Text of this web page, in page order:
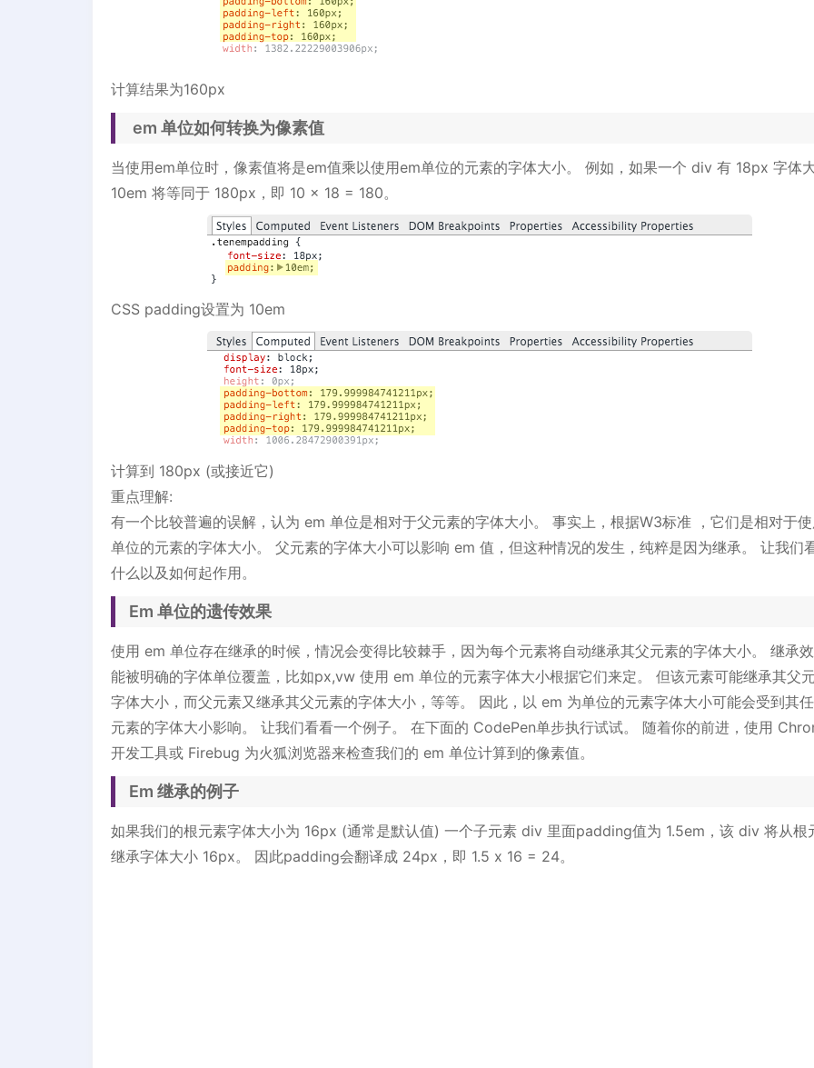
计算结果为160px
em 单位如何转换为像素值
当使用em单位时，像素值将是em值乘以使用em单位的元素的字体大小。 例如，如果一个 div 有 18px 字体
10em 将等同于 180px，即 10 × 18 = 180。
CSS padding设置为 10em
计算到 180px (或接近它)
重点理解:
有一个比较普遍的误解，认为 em 单位是相对于父元素的字体大小。 事实上，根据W3标准 ，它们是相对于
单位的元素的字体大小。 父元素的字体大小可以影响 em 值，但这种情况的发生，纯粹是因为继承。 让我们
什么以及如何起作用。
Em 单位的遗传效果
使用 em 单位存在继承的时候，情况会变得比较棘手，因为每个元素将自动继承其父元素的字体大小。 继承
能被明确的字体单位覆盖，比如px,vw 使用 em 单位的元素字体大小根据它们来定。 但该元素可能继承其父
字体大小，而父元素又继承其父元素的字体大小，等等。 因此，以 em 为单位的元素字体大小可能会受到其
元素的字体大小影响。 让我们看看一个例子。 在下面的 CodePen单步执行试试。 随着你的前进，使用
开发工具或 Firebug 为火狐浏览器来检查我们的 em 单位计算到的像素值。
Em 继承的例子
如果我们的根元素字体大小为 16px (通常是默认值) 一个子元素 div 里面padding值为 1.5em，该 div 将从根
继承字体大小 16px。 因此padding会翻译成 24px，即 1.5 x 16 = 24。